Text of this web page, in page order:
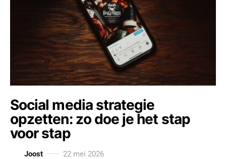
Social media strategie
opzetten: zo doe je het stap
voor stap
Joost 22 mei 2026